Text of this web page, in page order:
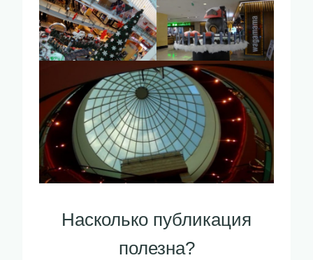
Насколько публикация
полезна?